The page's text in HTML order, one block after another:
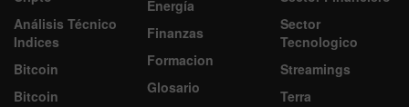
Análisis Técnico
Indices
Bitcoin
Bitcoin
Energía
Finanzas
Formacion
Glosario
Sector
Tecnologico
Streamings
Terra